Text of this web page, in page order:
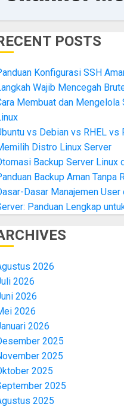
POSTS
Konfigurasi SSH
Wajib Mencegah
Membuat dan
vs Debian vs RHEL vs
Distro Linux Server
Backup Server Linux
Backup Aman Tanpa
Dasar Manajemen
Panduan Lengkap
2026
2026
2026
2026
2026
2025
2025
2025
2025
2025